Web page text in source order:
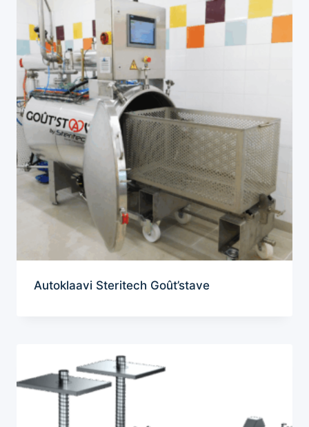
Autoklaavi Steritech Goût’stave